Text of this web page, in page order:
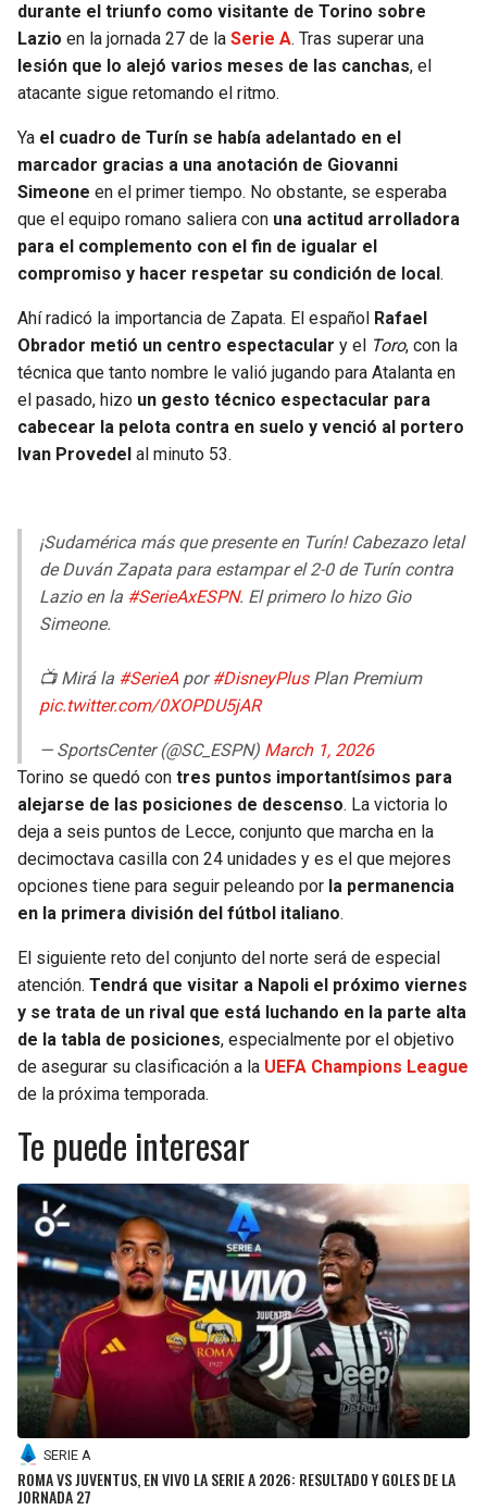
durante el triunfo como visitante de Torino sobre
Lazio en la jornada 27 de la Serie A. Tras superar una
lesión que lo alejó varios meses de las canchas, el
atacante sigue retomando el ritmo.
Ya el cuadro de Turín se había adelantado en el
marcador gracias a una anotación de Giovanni
Simeone en el primer tiempo. No obstante, se esperaba
que el equipo romano saliera con una actitud arrolladora
para el complemento con el fin de igualar el
compromiso y hacer respetar su condición de local .
Ahí radicó la importancia de Zapata. El español Rafael
Obrador metió un centro espectacular y el Toro, con la
técnica que tanto nombre le valió jugando para Atalanta en
el pasado, hizo un gesto técnico espectacular para
cabecear la pelota contra en suelo y venció al portero
Ivan Provedel al minuto 53.
¡Sudamérica más que presente en Turín! Cabezazo letal
de Duván Zapata para estampar el 2-0 de Turín contra
Lazio en la #SerieAxESPN. El primero lo hizo Gio
Simeone.
📺 Mirá la #SerieApor#DisneyPlusPlan Premium
pic.twitter.com/0XOPDU5jAR
— SportsCenter (@SC_ESPN) March 1, 2026
Torino se quedó con tres puntos importantísimos para
alejarse de las posiciones de descenso. La victoria lo
deja a seis puntos de Lecce, conjunto que marcha en la
decimoctava casilla con 24 unidades y es el que mejores
opciones tiene para seguir peleando por la permanencia
en la primera división del fútbol italiano.
El siguiente reto del conjunto del norte será de especial
atención. Tendrá que visitar a Napoli el próximo viernes
y se trata de un rival que está luchando en la parte alta
de la tabla de posiciones, especialmente por el objetivo
de asegurar su clasificación a la UEFA Champions League
de la próxima temporada.
Te puede interesar
SERIE A
ROMA VS JUVENTUS, EN VIVO LA SERIE A 2026: RESULTADO Y GOLES DE LA
JORNADA 27